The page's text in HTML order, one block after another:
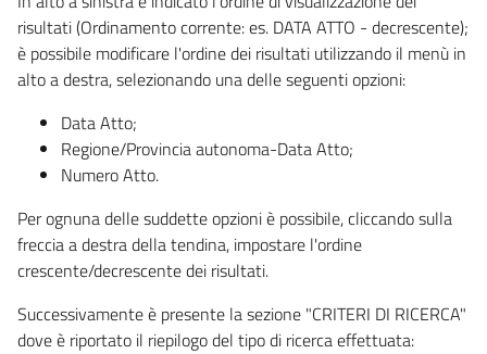
risultati (Ordinamento corrente: es. DATA ATTO - decrescente);
è possibile modificare l'ordine dei risultati utilizzando il menù in
alto a destra, selezionando una delle seguenti opzioni:
Data Atto;
Regione/Provincia autonoma-Data Atto;
Numero Atto.
Per ognuna delle suddette opzioni è possibile, cliccando sulla
freccia a destra della tendina, impostare l'ordine
crescente/decrescente dei risultati.
Successivamente è presente la sezione "CRITERI DI RICERCA"
dove è riportato il riepilogo del tipo di ricerca effettuata: